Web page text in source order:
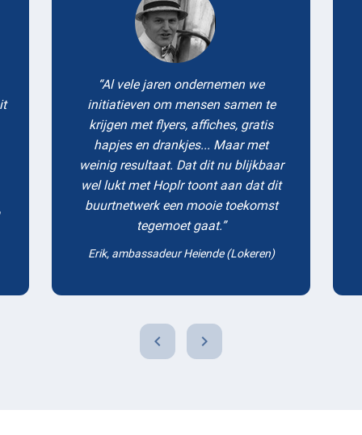
Al vele jaren ondernemen we
initiatieven om mensen samen te
krijgen met flyers, affiches, gratis
hapjes en drankjes... Maar met
weinig resultaat. Dat dit nu blijkbaar
wel lukt met Hoplr toont aan dat dit
buurtnetwerk een mooie toekomst
tegemoet gaat.
Erik, ambassadeur Heiende (Lokeren)
chevron_left chevron_right